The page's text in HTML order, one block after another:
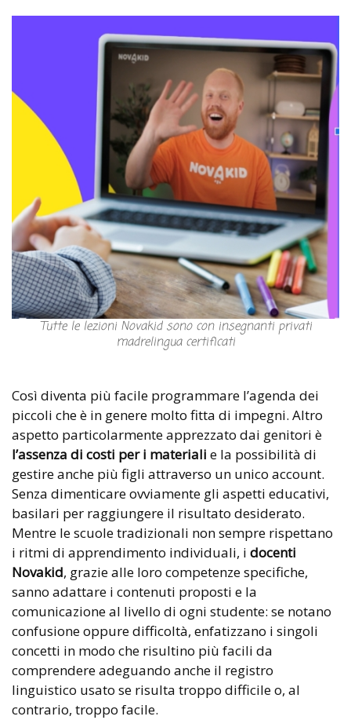
Tutte le lezioni Novakid sono con insegnanti privati
madrelingua certificati
Così diventa più facile programmare l’agenda dei
piccoli che è in genere molto fitta di impegni. Altro
aspetto particolarmente apprezzato dai genitori è
l’assenza di costi per i materiali e la possibilità di
gestire anche più figli attraverso un unico account.
Senza dimenticare ovviamente gli aspetti educativi,
basilari per raggiungere il risultato desiderato.
Mentre le scuole tradizionali non sempre rispettano
i ritmi di apprendimento individuali, i docenti
Novakid, grazie alle loro competenze specifiche,
sanno adattare i contenuti proposti e la
comunicazione al livello di ogni studente: se notano
confusione oppure difficoltà, enfatizzano i singoli
concetti in modo che risultino più facili da
comprendere adeguando anche il registro
linguistico usato se risulta troppo difficile o, al
contrario, troppo facile.